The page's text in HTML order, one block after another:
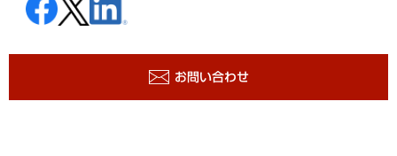
お問い合わせ